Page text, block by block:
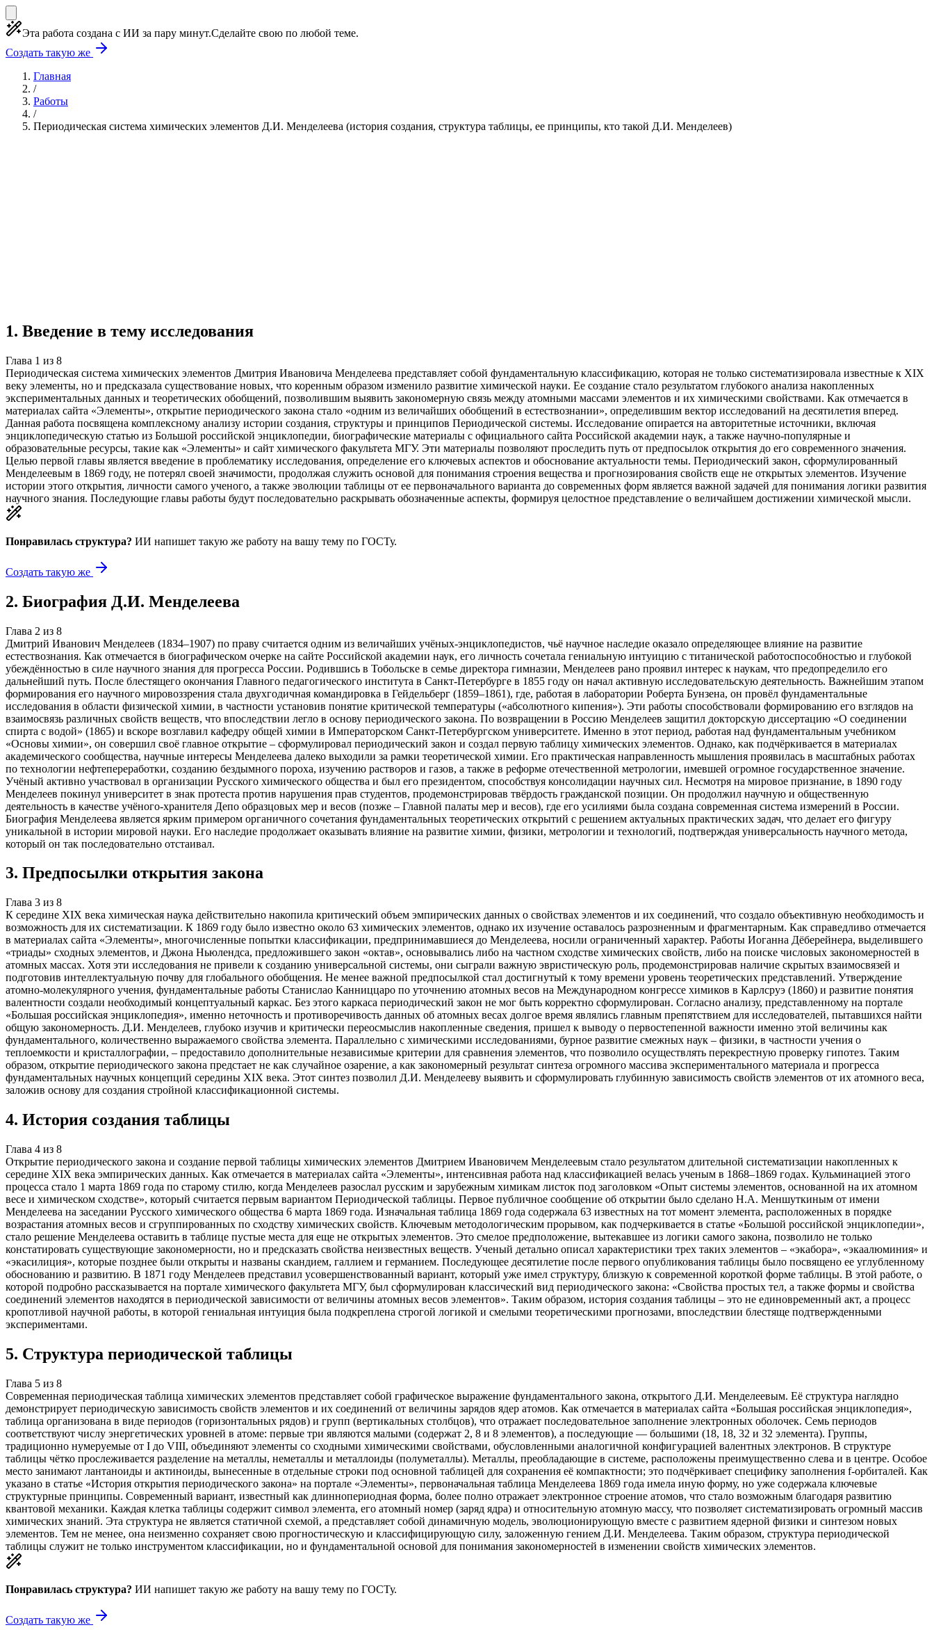
Эта работа создана с ИИ за пару минут.Сделайте свою по любой теме.
Создать такую же
Главная
/
Работы
/
Периодическая система химических элементов Д.И. Менделеева (история создания, структура таблицы, ее принципы, кто такой Д.И. Менделеев)
1. Введение в тему исследования
Глава 1 из 8
Периодическая система химических элементов Дмитрия Ивановича Менделеева представляет собой фундаментальную классификацию, которая не только систематизировала известные к XIX
веку элементы, но и предсказала существование новых, что коренным образом изменило развитие химической науки. Ее создание стало результатом глубокого анализа накопленных
экспериментальных данных и теоретических обобщений, позволившим выявить закономерную связь между атомными массами элементов и их химическими свойствами. Как отмечается в
материалах сайта «Элементы», открытие периодического закона стало «одним из величайших обобщений в естествознании», определившим вектор исследований на десятилетия вперед.
Данная работа посвящена комплексному анализу истории создания, структуры и принципов Периодической системы. Исследование опирается на авторитетные источники, включая
энциклопедическую статью из Большой российской энциклопедии, биографические материалы с официального сайта Российской академии наук, а также научно-популярные и
образовательные ресурсы, такие как «Элементы» и сайт химического факультета МГУ. Эти материалы позволяют проследить путь от предпосылок открытия до его современного значения.
Целью первой главы является введение в проблематику исследования, определение его ключевых аспектов и обоснование актуальности темы. Периодический закон, сформулированный
Менделеевым в 1869 году, не потерял своей значимости, продолжая служить основой для понимания строения вещества и прогнозирования свойств еще не открытых элементов. Изучение
истории этого открытия, личности самого ученого, а также эволюции таблицы от ее первоначального варианта до современных форм является важной задачей для понимания логики развития
научного знания. Последующие главы работы будут последовательно раскрывать обозначенные аспекты, формируя целостное представление о величайшем достижении химической мысли.
Понравилась структура? ИИ напишет такую же работу на вашу тему по ГОСТу.
Создать такую же
2. Биография Д.И. Менделеева
Глава 2 из 8
Дмитрий Иванович Менделеев (1834–1907) по праву считается одним из величайших учёных-энциклопедистов, чьё научное наследие оказало определяющее влияние на развитие
естествознания. Как отмечается в биографическом очерке на сайте Российской академии наук, его личность сочетала гениальную интуицию с титанической работоспособностью и глубокой
убеждённостью в силе научного знания для прогресса России. Родившись в Тобольске в семье директора гимназии, Менделеев рано проявил интерес к наукам, что предопределило его
дальнейший путь. После блестящего окончания Главного педагогического института в Санкт-Петербурге в 1855 году он начал активную исследовательскую деятельность. Важнейшим этапом
формирования его научного мировоззрения стала двухгодичная командировка в Гейдельберг (1859–1861), где, работая в лаборатории Роберта Бунзена, он провёл фундаментальные
исследования в области физической химии, в частности установив понятие критической температуры («абсолютного кипения»). Эти работы способствовали формированию его взглядов на
взаимосвязь различных свойств веществ, что впоследствии легло в основу периодического закона. По возвращении в Россию Менделеев защитил докторскую диссертацию «О соединении
спирта с водой» (1865) и вскоре возглавил кафедру общей химии в Императорском Санкт-Петербургском университете. Именно в этот период, работая над фундаментальным учебником
«Основы химии», он совершил своё главное открытие – сформулировал периодический закон и создал первую таблицу химических элементов. Однако, как подчёркивается в материалах
академического сообщества, научные интересы Менделеева далеко выходили за рамки теоретической химии. Его практическая направленность мышления проявилась в масштабных работах
по технологии нефтепереработки, созданию бездымного пороха, изучению растворов и газов, а также в реформе отечественной метрологии, имевшей огромное государственное значение.
Учёный активно участвовал в организации Русского химического общества и был его президентом, способствуя консолидации научных сил. Несмотря на мировое признание, в 1890 году
Менделеев покинул университет в знак протеста против нарушения прав студентов, продемонстрировав твёрдость гражданской позиции. Он продолжил научную и общественную
деятельность в качестве учёного-хранителя Депо образцовых мер и весов (позже – Главной палаты мер и весов), где его усилиями была создана современная система измерений в России.
Биография Менделеева является ярким примером органичного сочетания фундаментальных теоретических открытий с решением актуальных практических задач, что делает его фигуру
уникальной в истории мировой науки. Его наследие продолжает оказывать влияние на развитие химии, физики, метрологии и технологий, подтверждая универсальность научного метода,
который он так последовательно отстаивал.
3. Предпосылки открытия закона
Глава 3 из 8
К середине XIX века химическая наука действительно накопила критический объем эмпирических данных о свойствах элементов и их соединений, что создало объективную необходимость и
возможность для их систематизации. К 1869 году было известно около 63 химических элементов, однако их изучение оставалось разрозненным и фрагментарным. Как справедливо отмечается
в материалах сайта «Элементы», многочисленные попытки классификации, предпринимавшиеся до Менделеева, носили ограниченный характер. Работы Иоганна Дёберейнера, выделившего
«триады» сходных элементов, и Джона Ньюлендса, предложившего закон «октав», основывались либо на частном сходстве химических свойств, либо на поиске числовых закономерностей в
атомных массах. Хотя эти исследования не привели к созданию универсальной системы, они сыграли важную эвристическую роль, продемонстрировав наличие скрытых взаимосвязей и
подготовив интеллектуальную почву для глобального обобщения. Не менее важной предпосылкой стал достигнутый к тому времени уровень теоретических представлений. Утверждение
атомно-молекулярного учения, фундаментальные работы Станислао Канниццаро по уточнению атомных весов на Международном конгрессе химиков в Карлсруэ (1860) и развитие понятия
валентности создали необходимый концептуальный каркас. Без этого каркаса периодический закон не мог быть корректно сформулирован. Согласно анализу, представленному на портале
«Большая российская энциклопедия», именно неточность и противоречивость данных об атомных весах долгое время являлись главным препятствием для исследователей, пытавшихся найти
общую закономерность. Д.И. Менделеев, глубоко изучив и критически переосмыслив накопленные сведения, пришел к выводу о первостепенной важности именно этой величины как
фундаментального, количественно выражаемого свойства элемента. Параллельно с химическими исследованиями, бурное развитие смежных наук – физики, в частности учения о
теплоемкости и кристаллографии, – предоставило дополнительные независимые критерии для сравнения элементов, что позволило осуществлять перекрестную проверку гипотез. Таким
образом, открытие периодического закона предстает не как случайное озарение, а как закономерный результат синтеза огромного массива экспериментального материала и прогресса
фундаментальных научных концепций середины XIX века. Этот синтез позволил Д.И. Менделееву выявить и сформулировать глубинную зависимость свойств элементов от их атомного веса,
заложив основу для создания стройной классификационной системы.
4. История создания таблицы
Глава 4 из 8
Открытие периодического закона и создание первой таблицы химических элементов Дмитрием Ивановичем Менделеевым стало результатом длительной систематизации накопленных к
середине XIX века эмпирических данных. Как отмечается в материалах сайта «Элементы», интенсивная работа над классификацией велась ученым в 1868–1869 годах. Кульминацией этого
процесса стало 1 марта 1869 года по старому стилю, когда Менделеев разослал русским и зарубежным химикам листок под заголовком «Опыт системы элементов, основанной на их атомном
весе и химическом сходстве», который считается первым вариантом Периодической таблицы. Первое публичное сообщение об открытии было сделано Н.А. Меншуткиным от имени
Менделеева на заседании Русского химического общества 6 марта 1869 года. Изначальная таблица 1869 года содержала 63 известных на тот момент элемента, расположенных в порядке
возрастания атомных весов и сгруппированных по сходству химических свойств. Ключевым методологическим прорывом, как подчеркивается в статье «Большой российской энциклопедии»,
стало решение Менделеева оставить в таблице пустые места для еще не открытых элементов. Это смелое предположение, вытекавшее из логики самого закона, позволило не только
констатировать существующие закономерности, но и предсказать свойства неизвестных веществ. Ученый детально описал характеристики трех таких элементов – «экабора», «экаалюминия» и
«экасилиция», которые позднее были открыты и названы скандием, галлием и германием. Последующее десятилетие после первого опубликования таблицы было посвящено ее углубленному
обоснованию и развитию. В 1871 году Менделеев представил усовершенствованный вариант, который уже имел структуру, близкую к современной короткой форме таблицы. В этой работе, о
которой подробно рассказывается на портале химического факультета МГУ, был сформулирован классический вид периодического закона: «Свойства простых тел, а также формы и свойства
соединений элементов находятся в периодической зависимости от величины атомных весов элементов». Таким образом, история создания таблицы – это не единовременный акт, а процесс
кропотливой научной работы, в которой гениальная интуиция была подкреплена строгой логикой и смелыми теоретическими прогнозами, впоследствии блестяще подтвержденными
экспериментами.
5. Структура периодической таблицы
Глава 5 из 8
Современная периодическая таблица химических элементов представляет собой графическое выражение фундаментального закона, открытого Д.И. Менделеевым. Её структура наглядно
демонстрирует периодическую зависимость свойств элементов и их соединений от величины зарядов ядер атомов. Как отмечается в материалах сайта «Большая российская энциклопедия»,
таблица организована в виде периодов (горизонтальных рядов) и групп (вертикальных столбцов), что отражает последовательное заполнение электронных оболочек. Семь периодов
соответствуют числу энергетических уровней в атоме: первые три являются малыми (содержат 2, 8 и 8 элементов), а последующие — большими (18, 18, 32 и 32 элемента). Группы,
традиционно нумеруемые от I до VIII, объединяют элементы со сходными химическими свойствами, обусловленными аналогичной конфигурацией валентных электронов. В структуре
таблицы чётко прослеживается разделение на металлы, неметаллы и металлоиды (полуметаллы). Металлы, преобладающие в системе, расположены преимущественно слева и в центре. Особое
место занимают лантаноиды и актиноиды, вынесенные в отдельные строки под основной таблицей для сохранения её компактности; это подчёркивает специфику заполнения f-орбиталей. Как
указано в статье «История открытия периодического закона» на портале «Элементы», первоначальная таблица Менделеева 1869 года имела иную форму, но уже содержала ключевые
структурные принципы. Современный вариант, известный как длиннопериодная форма, более полно отражает электронное строение атомов, что стало возможным благодаря развитию
квантовой механики. Каждая клетка таблицы содержит символ элемента, его атомный номер (заряд ядра) и относительную атомную массу, что позволяет систематизировать огромный массив
химических знаний. Эта структура не является статичной схемой, а представляет собой динамичную модель, эволюционирующую вместе с развитием ядерной физики и синтезом новых
элементов. Тем не менее, она неизменно сохраняет свою прогностическую и классифицирующую силу, заложенную гением Д.И. Менделеева. Таким образом, структура периодической
таблицы служит не только инструментом классификации, но и фундаментальной основой для понимания закономерностей в изменении свойств химических элементов.
Понравилась структура? ИИ напишет такую же работу на вашу тему по ГОСТу.
Создать такую же